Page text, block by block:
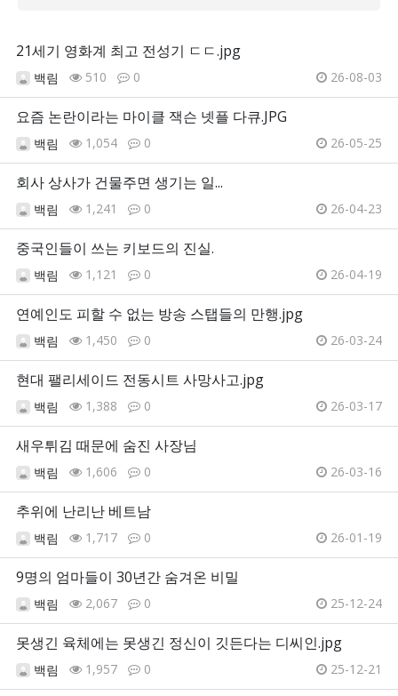
21세기 영화계 최고 전성기 ㄷㄷ.jpg
백림 510 0 26-08-03
요즘 논란이라는 마이클 잭슨 넷플 다큐.JPG
백림 1,054 0 26-05-25
회사 상사가 건물주면 생기는 일...
백림 1,241 0 26-04-23
중국인들이 쓰는 키보드의 진실.
백림 1,121 0 26-04-19
연예인도 피할 수 없는 방송 스탭들의 만행.jpg
백림 1,450 0 26-03-24
현대 팰리세이드 전동시트 사망사고.jpg
백림 1,388 0 26-03-17
새우튀김 때문에 숨진 사장님
백림 1,606 0 26-03-16
추위에 난리난 베트남
백림 1,717 0 26-01-19
9명의 엄마들이 30년간 숨겨온 비밀
백림 2,067 0 25-12-24
못생긴 육체에는 못생긴 정신이 깃든다는 디씨인.jpg
백림 1,957 0 25-12-21